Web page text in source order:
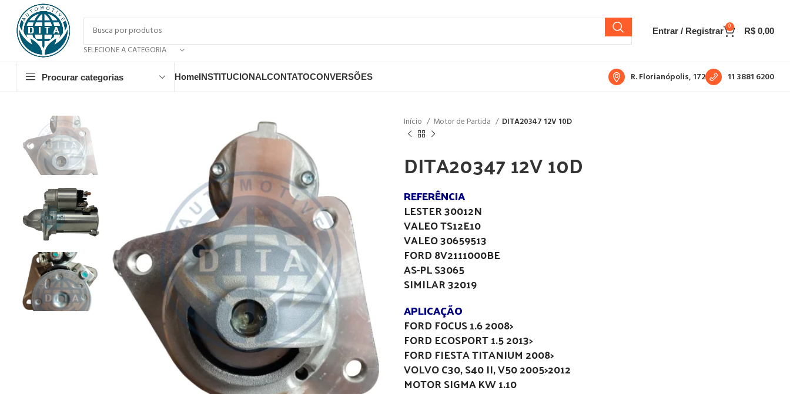
SELECIONE A CATEGORIA
Entrar / Registrar 0 R$ 0,00
Procurar categorias HomeINSTITUCIONALCONTATOCONVERSÕES R. Florianópolis, 172 11 3881 6200
Início Motor de Partida DITA20347 12V 10D
DITA20347 12V 10D
REFERÊNCIA
LESTER 30012N
VALEO TS12E10
VALEO 30659513
FORD 8V2111000BE
AS-PL S3065
SIMILAR 32019
APLICAÇÃO
FORD FOCUS 1.6 2008>
FORD ECOSPORT 1.5 2013>
FORD FIESTA TITANIUM 2008>
VOLVO C30, S40 II, V50 2005>2012
MOTOR SIGMA KW 1.10